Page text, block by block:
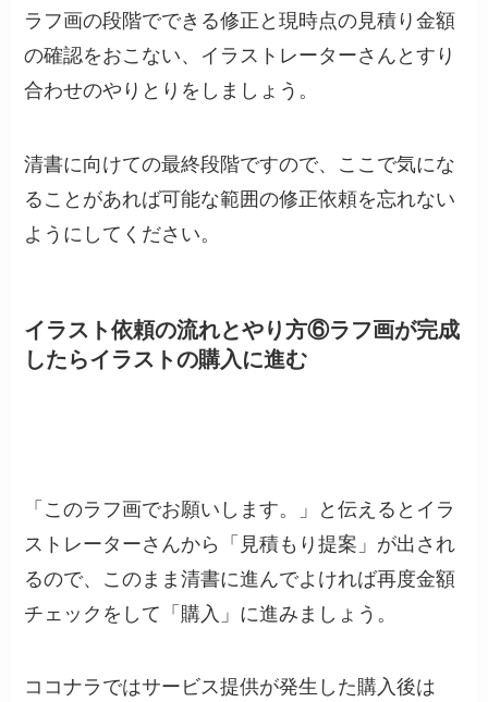
ラフ画の段階でできる修正と現時点の見積り金額
の確認をおこない、イラストレーターさんとすり
合わせのやりとりをしましょう。
清書に向けての最終段階ですので、ここで気にな
ることがあれば可能な範囲の修正依頼を忘れない
ようにしてください。
イラスト依頼の流れとやり方⑥ラフ画が完成
したらイラストの購入に進む
「このラフ画でお願いします。」と伝えるとイラ
ストレーターさんから「見積もり提案」が出され
るので、このまま清書に進んでよければ再度金額
チェックをして「購入」に進みましょう。
ココナラではサービス提供が発生した購入後は